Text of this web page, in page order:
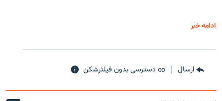
ادامه خبر
ارسال دسترسی بدون فیلترشکن